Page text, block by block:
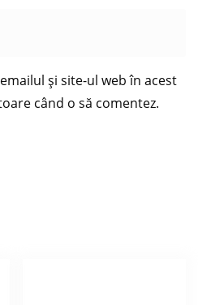
și site-ul web în acest
când o să comentez.